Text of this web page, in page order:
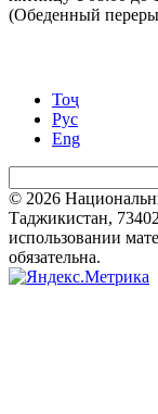
(Обеденный
Тоҷ
Рус
Eng
© 2026
Таджикистан,
использовании
обязательна.